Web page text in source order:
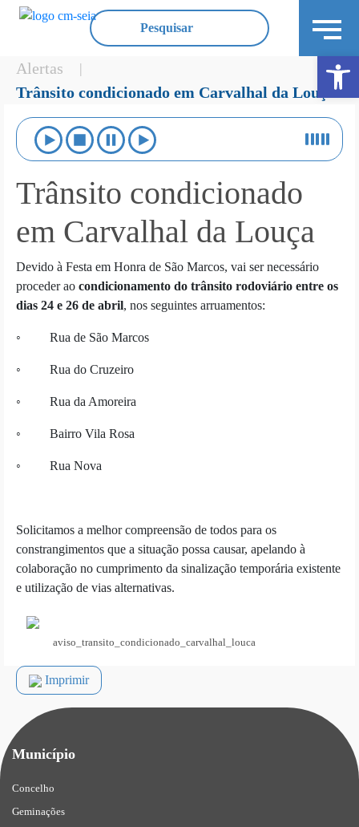
Alertas |
Trânsito condicionado em Carvalhal da Louça
Trânsito condicionado
em Carvalhal da Louça
Devido à Festa em Honra de São Marcos, vai ser necessário
proceder ao condicionamento do trânsito rodoviário entre os
dias 24 e 26 de abril, nos seguintes arruamentos:
◦ Rua de São Marcos
◦ Rua do Cruzeiro
◦ Rua da Amoreira
◦ Bairro Vila Rosa
◦ Rua Nova
Solicitamos a melhor compreensão de todos para os
constrangimentos que a situação possa causar, apelando à
colaboração no cumprimento da sinalização temporária existente
e utilização de vias alternativas.
aviso_transito_condicionado_carvalhal_louca
Imprimir
Município
Concelho
Geminações